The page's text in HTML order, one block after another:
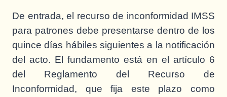
De entrada, el recurso de inconformidad IMSS
para patrones debe presentarse dentro de los
quince días hábiles siguientes a la notificación
del acto. El fundamento está en el artículo 6
del Reglamento del Recurso de
Inconformidad, que fija este plazo como